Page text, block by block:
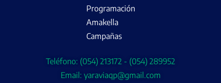
Programación
Amakella
Campañas
Teléfono: (054) 213172 - (054) 289952
Email: yaraviaqp@gmail.com